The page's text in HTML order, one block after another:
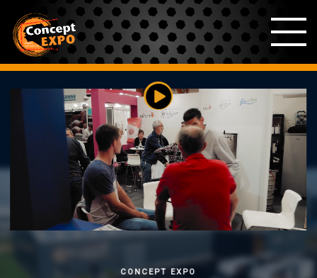
ACCUEIL
AFFICHAGE-DÉCO
STANDS GALERIE MARCHANDE
CONCEPT EXPO